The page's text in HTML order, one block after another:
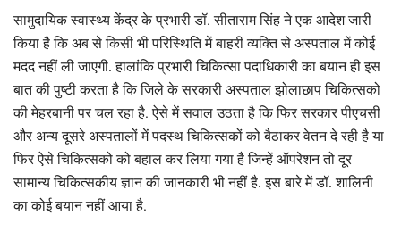
सामुदायिक स्वास्थ्य केंद्र के प्रभारी डॉ. सीताराम सिंह ने एक आदेश जारी
किया है कि अब से किसी भी परिस्थिति में बाहरी व्यक्ति से अस्पताल में कोई
मदद नहीं ली जाएगी. हालांकि प्रभारी चिकित्सा पदाधिकारी का बयान ही इस
बात की पुष्टी करता है कि जिले के सरकारी अस्पताल झोलाछाप चिकित्सको
की मेहरबानी पर चल रहा है. ऐसे में सवाल उठता है कि फिर सरकार पीएचसी
और अन्य दूसरे अस्पतालों में पदस्थ चिकित्सकों को बैठाकर वेतन दे रही है या
फिर ऐसे चिकित्सको को बहाल कर लिया गया है जिन्हें ऑपरेशन तो दूर
सामान्य चिकित्सकीय ज्ञान की जानकारी भी नहीं है. इस बारे में डॉ. शालिनी
का कोई बयान नहीं आया है.